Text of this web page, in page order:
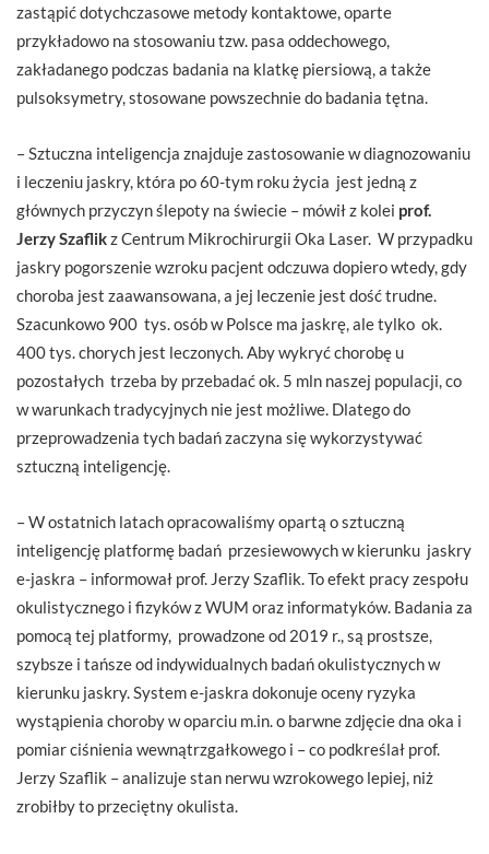
zastąpić dotychczasowe metody kontaktowe, oparte
przykładowo na stosowaniu tzw. pasa oddechowego,
zakładanego podczas badania na klatkę piersiową, a także
pulsoksymetry, stosowane powszechnie do badania tętna.
– Sztuczna inteligencja znajduje zastosowanie w diagnozowaniu
i leczeniu jaskry, która po 60-tym roku życia jest jedną z
głównych przyczyn ślepoty na świecie – mówił z kolei prof.
Jerzy Szaflikz Centrum Mikrochirurgii Oka Laser. W przypadku
jaskry pogorszenie wzroku pacjent odczuwa dopiero wtedy, gdy
choroba jest zaawansowana, a jej leczenie jest dość trudne.
Szacunkowo 900 tys. osób w Polsce ma jaskrę, ale tylko ok.
400 tys. chorych jest leczonych. Aby wykryć chorobę u
pozostałych trzeba by przebadać ok. 5 mln naszej populacji, co
w warunkach tradycyjnych nie jest możliwe. Dlatego do
przeprowadzenia tych badań zaczyna się wykorzystywać
sztuczną inteligencję.
– W ostatnich latach opracowaliśmy opartą o sztuczną
inteligencję platformę badań przesiewowych w kierunku jaskry
e-jaskra – informował prof. Jerzy Szaflik. To efekt pracy zespołu
okulistycznego i fizyków z WUM oraz informatyków. Badania za
pomocą tej platformy, prowadzone od 2019 r., są prostsze,
szybsze i tańsze od indywidualnych badań okulistycznych w
kierunku jaskry. System e-jaskra dokonuje oceny ryzyka
wystąpienia choroby w oparciu m.in. o barwne zdjęcie dna oka i
pomiar ciśnienia wewnątrzgałkowego i – co podkreślał prof.
Jerzy Szaflik – analizuje stan nerwu wzrokowego lepiej, niż
zrobiłby to przeciętny okulista.